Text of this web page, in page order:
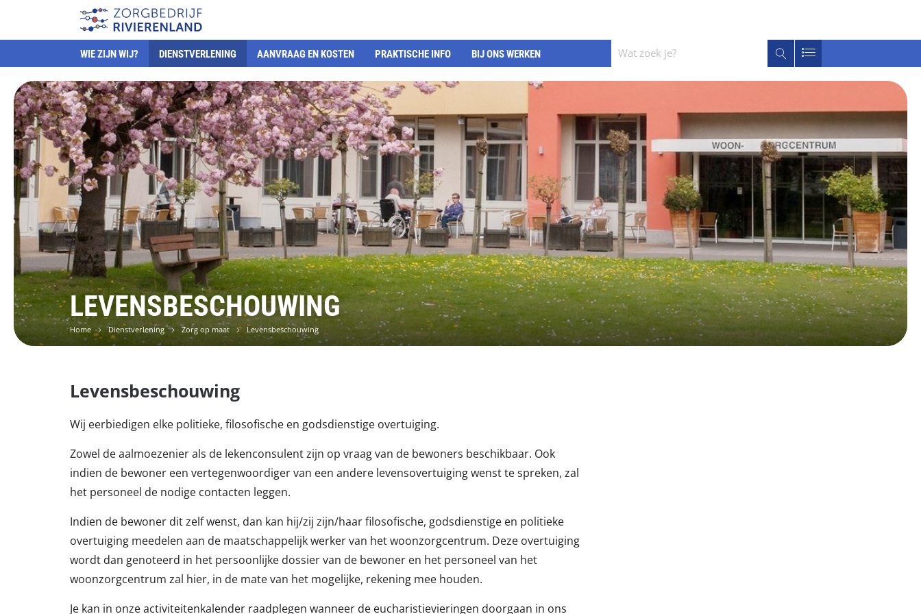
WIE ZIJN WIJ? DIENSTVERLENING AANVRAAG EN KOSTEN PRAKTISCHE INFO BIJ ONS WERKEN
Wat
zoek
je?
Zoeken
LEVENSBESCHOUWING
Home Dienstverlening Zorg op maat Levensbeschouwing
Levensbeschouwing
Wij eerbiedigen elke politieke, filosofische en godsdienstige overtuiging.
Zowel de aalmoezenier als de lekenconsulent zijn op vraag van de bewoners beschikbaar. Ook
indien de bewoner een vertegenwoordiger van een andere levensovertuiging wenst te spreken, zal
het personeel de nodige contacten leggen.
Indien de bewoner dit zelf wenst, dan kan hij/zij zijn/haar filosofische, godsdienstige en politieke
overtuiging meedelen aan de maatschappelijk werker van het woonzorgcentrum. Deze overtuiging
wordt dan genoteerd in het persoonlijke dossier van de bewoner en het personeel van het
woonzorgcentrum zal hier, in de mate van het mogelijke, rekening mee houden.
Je kan in onze activiteitenkalender raadplegen wanneer de eucharistievieringen doorgaan in ons